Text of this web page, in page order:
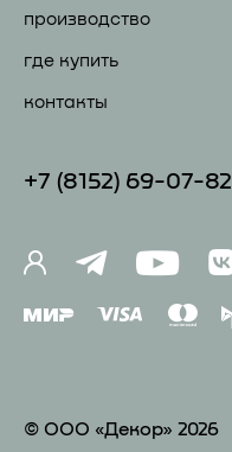
производство
где купить
контакты
+7 (81 52) 69-07-82
© ООО «Декор» 2026